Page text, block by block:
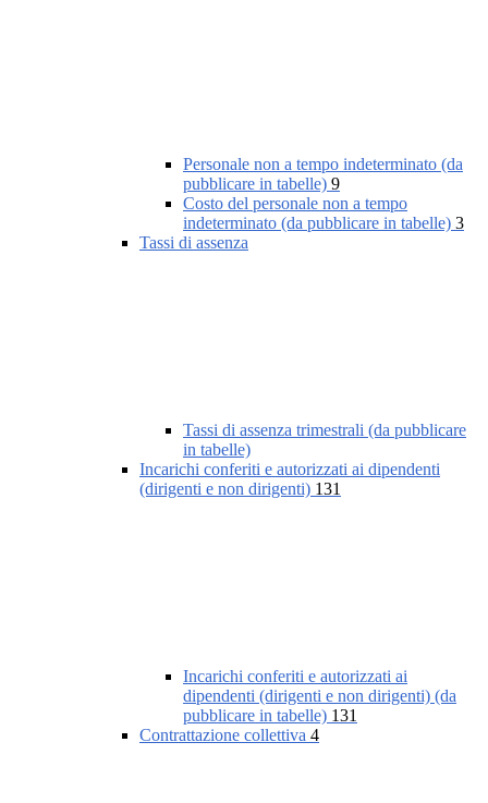
Personale non a tempo indeterminato (da
pubblicare in tabelle) 9
Costo del personale non a tempo
indeterminato (da pubblicare in tabelle) 3
Tassi di assenza
Tassi di assenza trimestrali (da pubblicare
in tabelle)
Incarichi conferiti e autorizzati ai dipendenti
(dirigenti e non dirigenti) 131
Incarichi conferiti e autorizzati ai
dipendenti (dirigenti e non dirigenti) (da
pubblicare in tabelle) 131
Contrattazione collettiva 4